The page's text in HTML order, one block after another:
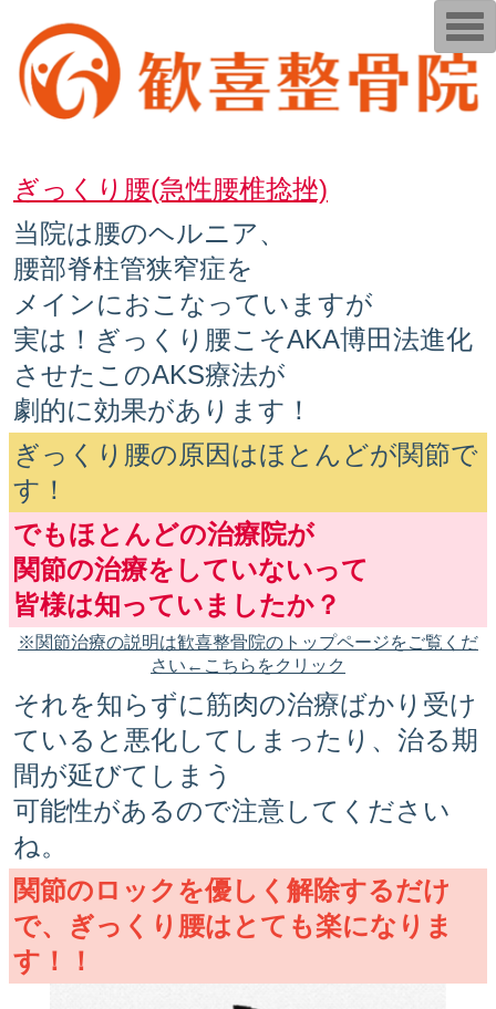
ぎっくり腰(急性腰椎捻挫)
当院は腰のヘルニア、
腰部脊柱管狭窄症を
メインにおこなっていますが
実は！ぎっくり腰こそAKA博田法進化
させたこのAKS療法が
劇的に効果があります！
ぎっくり腰の原因はほとんどが関節で
す！
でもほとんどの治療院が
関節の治療をしていないって
皆様は知っていましたか？
※関節治療の説明は歓喜整骨院のトップページをご覧くだ
さい←こちらをクリック
それを知らずに筋肉の治療ばかり受け
ていると悪化してしまったり、治る期
間が延びてしまう
可能性があるので注意してください
ね。
関節のロックを優しく解除するだけ
で、ぎっくり腰はとても楽になりま
す！！
T
o
g
g
l
e